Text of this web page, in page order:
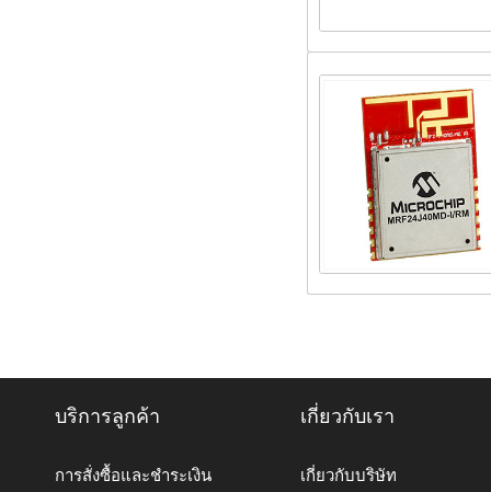
บริการลูกค้า
การสั่งซื้อและชำระเงิน
เกี่ยวกับเรา
เกี่ยวกับบริษัท